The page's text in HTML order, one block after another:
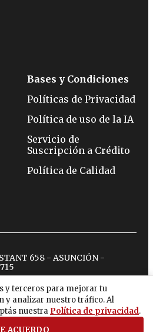
y terceros para mejorar tu
y analizar nuestro tráfico. Al
nuestra Política de privacidad.
ACUERDO
Bases y Condiciones
Políticas de Privacidad
Política de uso de la IA
Servicio de
Suscripción a Crédito
Política de Calidad
658 - ASUNCIÓN -
tiktokyoutubespotify